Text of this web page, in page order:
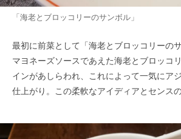
「海老とブロッコリーのサンボル」
最初に前菜として「海老とブロッコリーの
マヨネーズソースであえた海老とブロッコ
インがあしらわれ、これによって一気にア
仕上がり。この柔軟なアイディアとセンス